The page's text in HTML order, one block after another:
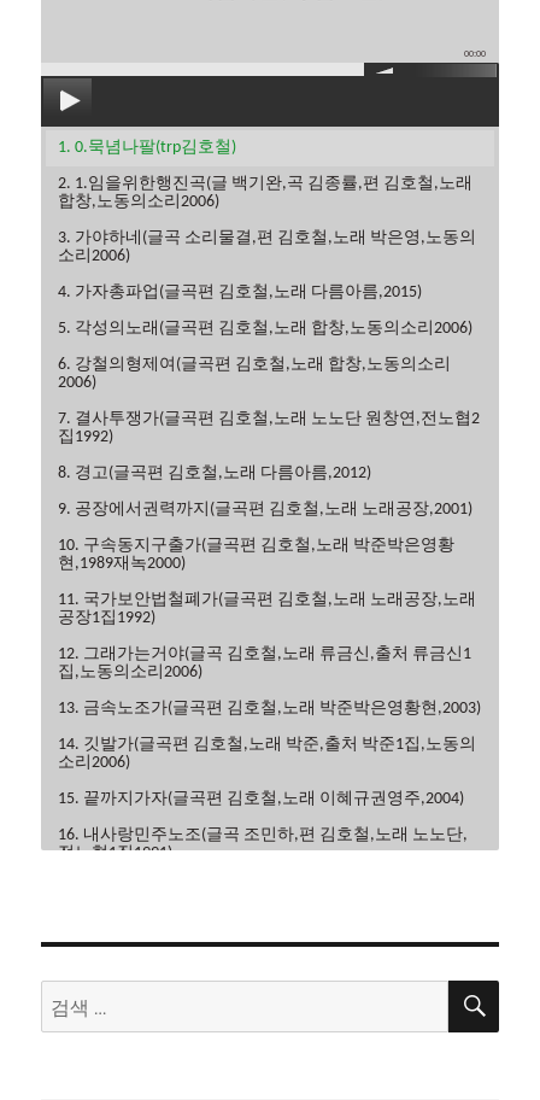
00:00
1. 0.묵념나팔(trp김호철)
2. 1.임을위한행진곡(글 백기완,곡 김종률,편 김호철,노래
합창,노동의소리2006)
3. 가야하네(글곡 소리물결,편 김호철,노래 박은영,노동의
소리2006)
4. 가자총파업(글곡편 김호철,노래 다름아름,2015)
5. 각성의노래(글곡편 김호철,노래 합창,노동의소리2006)
6. 강철의형제여(글곡편 김호철,노래 합창,노동의소리
2006)
7. 결사투쟁가(글곡편 김호철,노래 노노단 원창연,전노협2
집1992)
8. 경고(글곡편 김호철,노래 다름아름,2012)
9. 공장에서권력까지(글곡편 김호철,노래 노래공장,2001)
10. 구속동지구출가(글곡편 김호철,노래 박준박은영황
현,1989재녹2000)
11. 국가보안법철폐가(글곡편 김호철,노래 노래공장,노래
공장1집1992)
12. 그래가는거야(글곡 김호철,노래 류금신,출처 류금신1
집,노동의소리2006)
13. 금속노조가(글곡편 김호철,노래 박준박은영황현,2003)
14. 깃발가(글곡편 김호철,노래 박준,출처 박준1집,노동의
소리2006)
15. 끝까지가자(글곡편 김호철,노래 이혜규권영주,2004)
16. 내사랑민주노조(글곡 조민하,편 김호철,노래 노노단,
전노협1집1991)
의소리2006)
19. 노동악법철폐가(글곡편 김호철,노래 노노단,전노협2
집1992)
20. 노동의땅에(글곡편 김호철,노래 박은영,박은영1집
검
색:
검